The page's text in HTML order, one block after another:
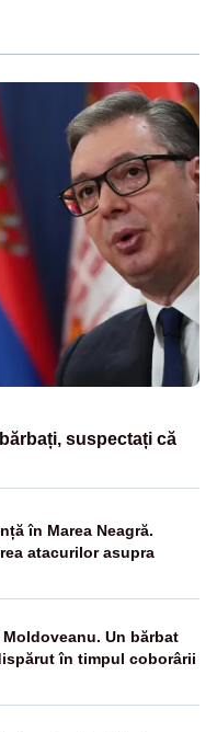
suspectați că
în Marea Neagră.
atacurilor asupra
Un bărbat
în timpul coborârii